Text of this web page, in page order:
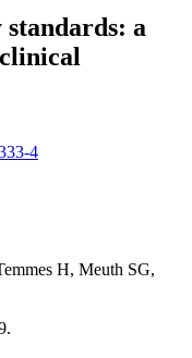
a
4
H, Meuth SG,